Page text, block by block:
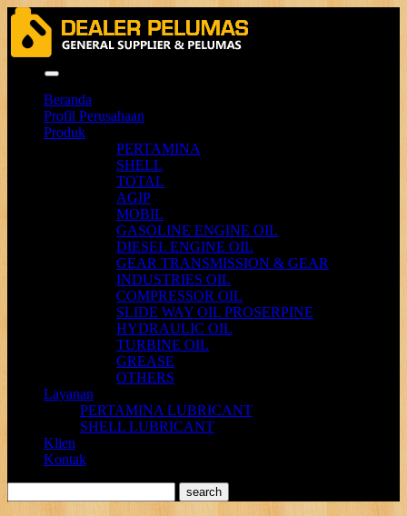
Beranda
Profil Perusahaan
Produk
PERTAMINA
SHELL
TOTAL
AGIP
MOBIL
GASOLINE ENGINE OIL
DIESEL ENGINE OIL
GEAR TRANSMISSION & GEAR
INDUSTRIES OIL
COMPRESSOR OIL
SLIDE WAY OIL PROSERPINE
HYDRAULIC OIL
TURBINE OIL
GREASE
OTHERS
Layanan
PERTAMINA LUBRICANT
SHELL LUBRICANT
Klien
Kontak